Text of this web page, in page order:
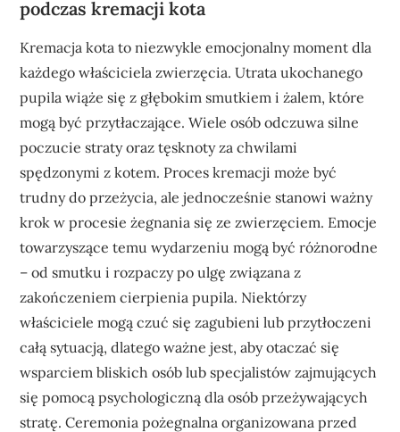
podczas kremacji kota
Kremacja kota to niezwykle emocjonalny moment dla
każdego właściciela zwierzęcia. Utrata ukochanego
pupila wiąże się z głębokim smutkiem i żalem, które
mogą być przytłaczające. Wiele osób odczuwa silne
poczucie straty oraz tęsknoty za chwilami
spędzonymi z kotem. Proces kremacji może być
trudny do przeżycia, ale jednocześnie stanowi ważny
krok w procesie żegnania się ze zwierzęciem. Emocje
towarzyszące temu wydarzeniu mogą być różnorodne
– od smutku i rozpaczy po ulgę związana z
zakończeniem cierpienia pupila. Niektórzy
właściciele mogą czuć się zagubieni lub przytłoczeni
całą sytuacją, dlatego ważne jest, aby otaczać się
wsparciem bliskich osób lub specjalistów zajmujących
się pomocą psychologiczną dla osób przeżywających
stratę. Ceremonia pożegnalna organizowana przed